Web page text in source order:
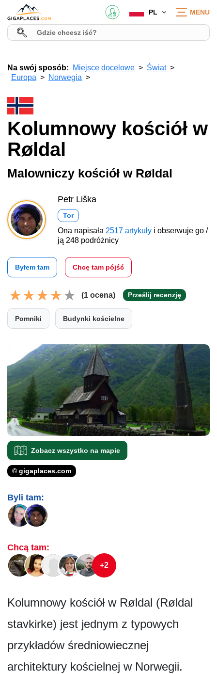
PL MENU
Na swój sposób: Miejsce docelowe
Świat
Europa
Norwegia
Kolumnowy kościół w
Røldal
Malowniczy kościół w Røldal
Petr Liška
Tor
Ona napisała 2517 artykuły i obserwuje go /
ją 248 podróżnicy
Byłem tam Chcę tam pójść
(1 ocena) Prześlij recenzję
Pomniki Budynki kościelne
Zobacz wszystko na mapie
© gigaplaces.com
Byli tam:
Chcą tam:
+2
Kolumnowy kościół w Røldal (Røldal
stavkirke) jest jednym z typowych
przykładów średniowiecznej
architektury kościelnej w Norwegii.